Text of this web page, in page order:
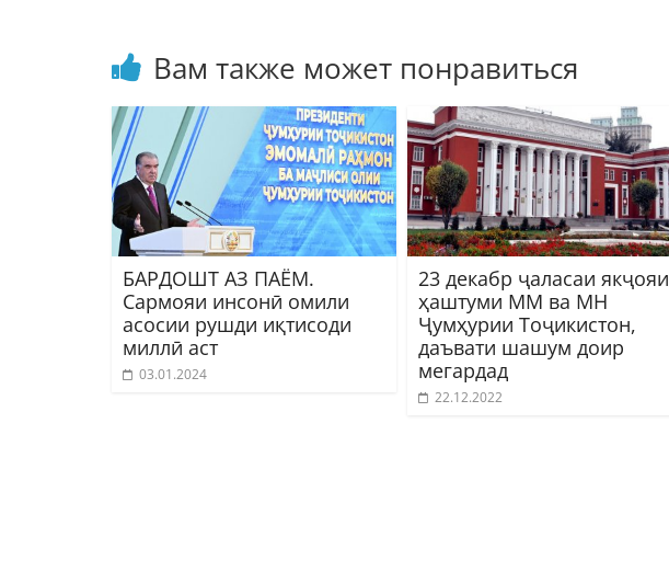
Вам также может понравиться
БАРДОШТ АЗ ПАЁМ.
Сармояи инсонӣ омили
асосии рушди иқтисоди
миллӣ аст
03.01.2024
23 декабр ҷаласаи якҷояи
ҳаштуми ММ ва МН
Ҷумҳурии Тоҷикистон,
даъвати шашум доир
мегардад
22.12.2022